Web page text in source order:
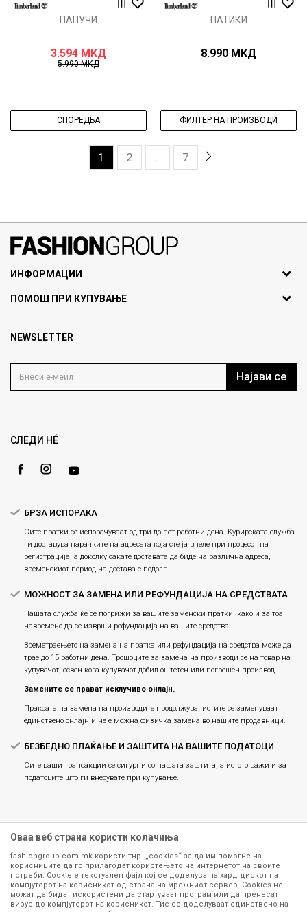
ПАПУЧИ
3.594 МКД
5.990МКД
ПАТИКИ
8.990 МКД
СПОРЕДБА ФИЛТЕР НА ПРОИЗВОДИ
1 2 ... 7
ИНФОРМАЦИИ
За нас
Продавници
Блог
Gift Card
ПОМОШ ПРИ КУПУВАЊЕ
Политика на приватност
Како да купите
Замена и рефундација на производи
NEWSLETTER
Најави се
СЛЕДИ НÉ
БРЗА ИСПОРАКА
Сите пратки се испорачуваат од три до пет работни дена. Курирската служба
ги доставува нарачките на адресата која сте ја внеле при процесот на
регистрација, а доколку сакате доставата да биде на различна адреса,
временскиот период на достава е подолг.
МОЖНОСТ ЗА ЗАМЕНА ИЛИ РЕФУНДАЦИЈА НА СРЕДСТВАТА
Нашата служба ќе се погрижи за вашите заменски пратки, како и за тоа
навремено да се изврши рефундација на вашите средства.
Времетраењето на замена на пратка или рефундацијa на средства може да
трае до 15 работни дена. Трошоците за замена на производи се на товар на
купувачот, освен кога купувачот добил оштетен или погрешен производ.
Замените се прават исклучиво онлајн.
Праксата на замена на производите продолжува, истите се заменуваат
единствено онлајн и не е можна физичка замена во нашите продавници.
БЕЗБЕДНО ПЛАЌАЊЕ И ЗАШТИТА НА ВАШИТЕ ПОДАТОЦИ
Сите ваши трансакции се сигурни со нашата заштита, а истото важи и за
податоците што ги внесувате при купување.
Сите информации околу производите кои се изложени на нашата
Оваа веб страна користи колачиња
fashiongroup.com.mk користи тнр. „cookies“ за да им помогне на
корисниците да го прилагодат користењето на интернетот на своите
потреби. Cookie е текстуален фајл кој се доделува на хард дискот на
компјутерот на корисникот од страна на мрежниот сервер. Cookies не
можат да бидат искористени да стартуваат програм или да пренесат
вирус до компјутерот на корисникот. Тие се доделуваат единствено на